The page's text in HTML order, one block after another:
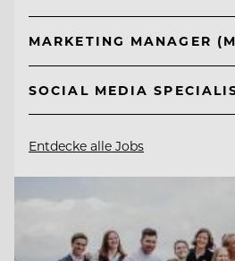
MARKETING MANAGER
SOCIAL MEDIA
Entdecke alle Jobs